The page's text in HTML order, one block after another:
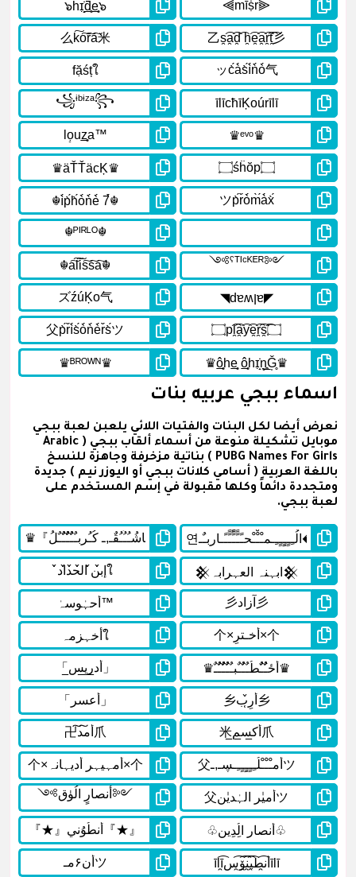
اسماء ببجي عربيه بنات
نعرض أيضا لكل البنات والفتيات اللائي يلعبن لعبة ببجي
موبايل تشكيلة منوعة من أسماء ألقاب ببجي ( Arabic
PUBG Names For Girls ) بناتية مزخرفة وجاهزة للنسخ
باللغة العربية ( أسامي كلانات ببجي أو اليوزر نيم ) جديدة
ومتجددة دائماً وكلها مقبولة في إسم المستخدم على
لعبة ببجي.